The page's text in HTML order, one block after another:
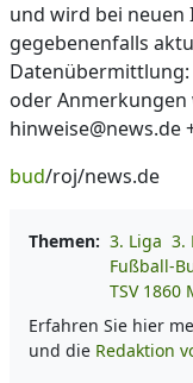
und wird bei neuen
gegebenenfalls
Datenübermittlung:
oder Anmerkungen
hinweise@news.de
bud/roj/news.de
Themen: 3. Liga 3.
Fußball-
TSV 1860
Erfahren Sie hier
und die Redaktion